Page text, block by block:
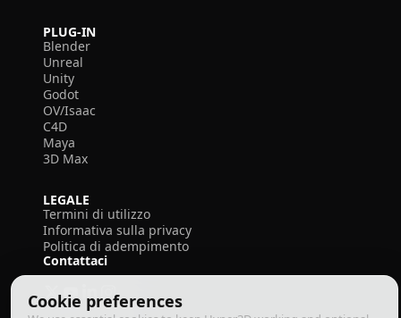
Cookie preferences
PLUG-IN
Blender
Unreal
Unity
Godot
OV/Isaac
C4D
Maya
3D Max
LEGALE
Termini di utilizzo
Informativa sulla privacy
Politica di adempimento
Contattaci